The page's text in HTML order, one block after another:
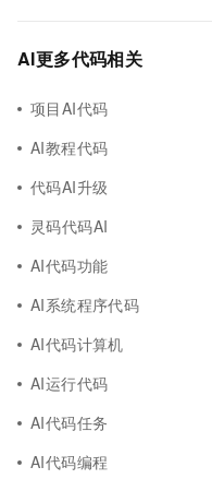
AI更多代码相关
项目AI代码
AI教程代码
代码AI升级
灵码代码AI
AI代码功能
AI系统程序代码
AI代码计算机
AI运行代码
AI代码任务
AI代码编程